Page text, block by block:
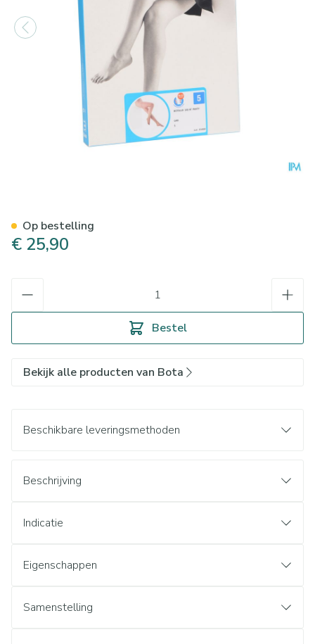
€ 25,90
Bestel
Op bestelling
Bekijk alle producten van Bota
Beschikbare leveringsmethoden
Beschrijving
Indicatie
Eigenschappen
Samenstelling